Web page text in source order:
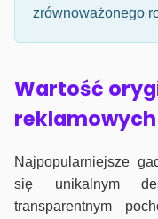
zrównoważonego
Wartość
reklamowych
Najpopularniejsze
się unikalnym
transparentnym